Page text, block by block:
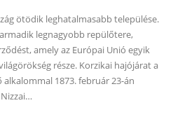
ötödik leghatalmasabb települése.
legnagyobb repülőtere,
amely az Európai Unió egyik
része. Korzikai hajójárat a
1873. február 23-án